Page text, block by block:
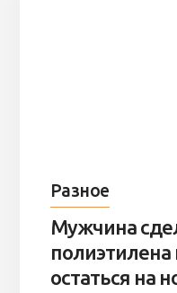
Разное
Мужчина
остаться на